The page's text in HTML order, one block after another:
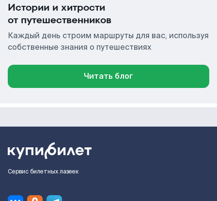
Истории и хитрости
от путешественников
Каждый день строим маршруты для вас, используя
собственные знания о путешествиях
Читать блог
Сервис билетных лазеек